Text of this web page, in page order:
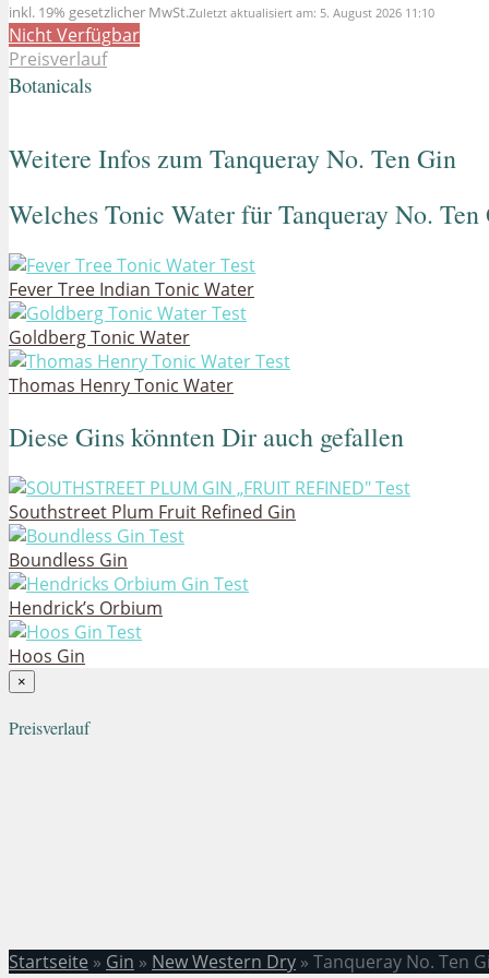
inkl. 19% gesetzlicher MwSt.Zuletzt aktualisiert am: 5. August 2026 11:10
Nicht Verfügbar
Preisverlauf
Botanicals
Weitere Infos zum Tanqueray No. Ten Gin
Welches Tonic Water für Tanqueray No. Ten
Fever Tree Indian Tonic Water
Goldberg Tonic Water
Thomas Henry Tonic Water
Diese Gins könnten Dir auch gefallen
Southstreet Plum Fruit Refined Gin
Boundless Gin
Hendrick’s Orbium
Hoos Gin
×
Preisverlauf
Startseite » Gin » New Western Dry » Tanqueray No. Ten